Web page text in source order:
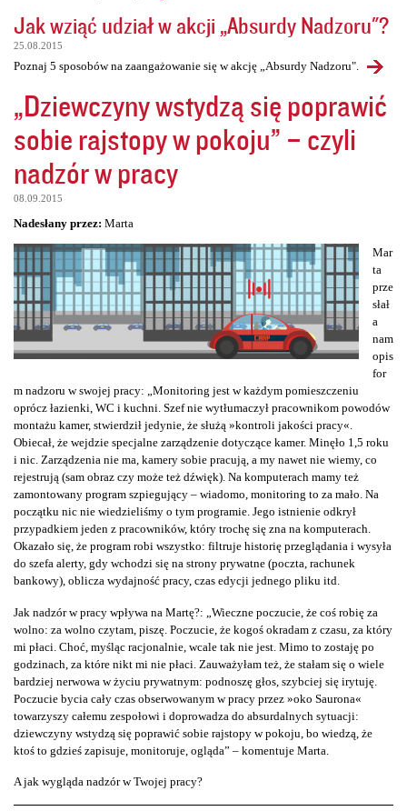
Jak wziąć udział w akcji „Absurdy Nadzoru"?
25.08.2015
Poznaj 5 sposobów na zaangażowanie się w akcję „Absurdy Nadzoru".
„Dziewczyny wstydzą się poprawić
sobie rajstopy w pokoju” – czyli
nadzór w pracy
08.09.2015
Nadesłany przez: Marta
Mar
ta
prze
słał
a
nam
opis
for
m nadzoru w swojej pracy: „Monitoring jest w każdym pomieszczeniu
oprócz łazienki, WC i kuchni. Szef nie wytłumaczył pracownikom powodów
montażu kamer, stwierdził jedynie, że służą »kontroli jakości pracy«.
Obiecał, że wejdzie specjalne zarządzenie dotyczące kamer. Minęło 1,5 roku
i nic. Zarządzenia nie ma, kamery sobie pracują, a my nawet nie wiemy, co
rejestrują (sam obraz czy może też dźwięk). Na komputerach mamy też
zamontowany program szpiegujący – wiadomo, monitoring to za mało. Na
początku nic nie wiedzieliśmy o tym programie. Jego istnienie odkrył
przypadkiem jeden z pracowników, który trochę się zna na komputerach.
Okazało się, że program robi wszystko: filtruje historię przeglądania i wysyła
do szefa alerty, gdy wchodzi się na strony prywatne (poczta, rachunek
bankowy), oblicza wydajność pracy, czas edycji jednego pliku itd.
Jak nadzór w pracy wpływa na Martę?: „Wieczne poczucie, że coś robię za
wolno: za wolno czytam, piszę. Poczucie, że kogoś okradam z czasu, za który
mi płaci. Choć, myśląc racjonalnie, wcale tak nie jest. Mimo to zostaję po
godzinach, za które nikt mi nie płaci. Zauważyłam też, że stałam się o wiele
bardziej nerwowa w życiu prywatnym: podnoszę głos, szybciej się irytuję.
Poczucie bycia cały czas obserwowanym w pracy przez »oko Saurona«
towarzyszy całemu zespołowi i doprowadza do absurdalnych sytuacji:
dziewczyny wstydzą się poprawić sobie rajstopy w pokoju, bo wiedzą, że
ktoś to gdzieś zapisuje, monitoruje, ogląda” – komentuje Marta.
A jak wygląda nadzór w Twojej pracy?